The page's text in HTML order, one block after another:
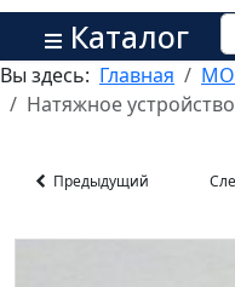
Каталог
Вы здесь: Главная
Натяжное
Предыдущий